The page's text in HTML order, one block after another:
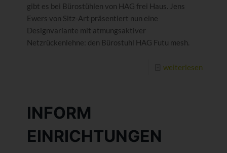
gibt es bei Bürostühlen von HAG frei Haus. Jens
Ewers von Sitz-Art präsentiert nun eine
Designvariante mit atmungsaktiver
Netzrückenlehne: den Bürostuhl HAG Futu mesh.
weiterlesen
INFORM
EINRICHTUNGEN